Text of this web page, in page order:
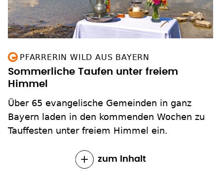
PFARRERIN WILD AUS BAYERN
Sommerliche Taufen unter freiem
Himmel
Über 65 evangelische Gemeinden in ganz
Bayern laden in den kommenden Wochen zu
Tauffesten unter freiem Himmel ein.
zum Inhalt